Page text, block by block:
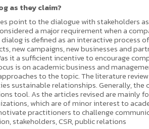
as they claim?
point to the dialogue with stakeholders
a major requirement when a
is defined as an interactive
new campaigns, new businesses and
it a sufficient incentive to encourage
is on academic business and
to the topic. The literature
sustainable relationships. Generally,
tool. As the articles revised are
which are of minor interest to
practitioners to challenge
stakeholders, CSR, public relations